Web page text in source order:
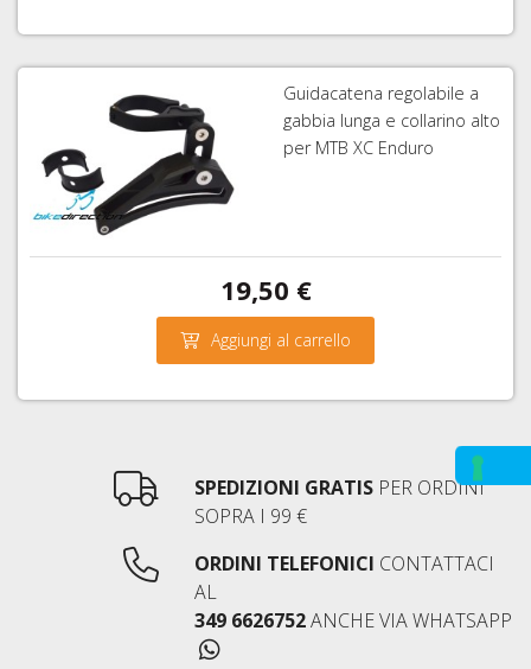
Guidacatena regolabile a
gabbia lunga e collarino alto
per MTB XC Enduro
19,50 €
Aggiungi al carrello
SPEDIZIONI GRATIS PER ORDINI
SOPRA I 99 €
ORDINI TELEFONICI CONTATTACI
AL
349 6626752ANCHE VIA WHATSAPP